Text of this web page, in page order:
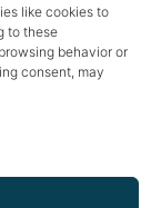
like cookies to
to these
behavior or
consent, may